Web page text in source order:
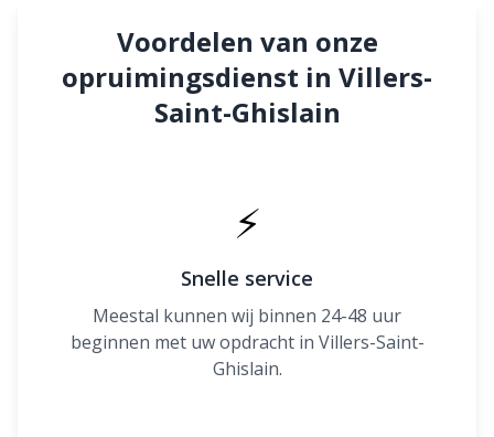
Voordelen van onze
opruimingsdienst in Villers-
Saint-Ghislain
⚡
Snelle service
Meestal kunnen wij binnen 24-48 uur
beginnen met uw opdracht in Villers-Saint-
Ghislain.